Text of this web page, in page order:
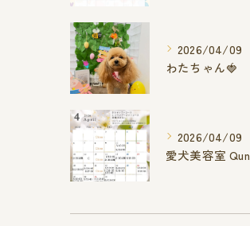
2026/04/09
わたちゃん🍓
2026/04/09